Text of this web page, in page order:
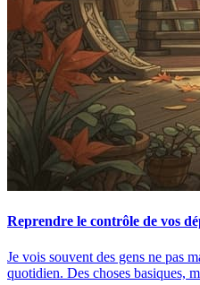
Reprendre le contrôle de vos
Je vois souvent des gens ne pas
quotidien. Des choses basiques,